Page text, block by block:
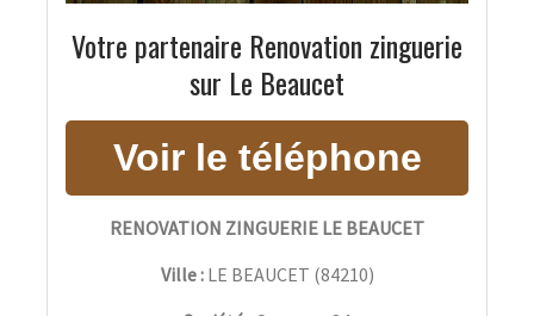
Votre partenaire Renovation zinguerie
sur Le Beaucet
RENOVATION ZINGUERIE LE BEAUCET
Ville : LE BEAUCET (84210)